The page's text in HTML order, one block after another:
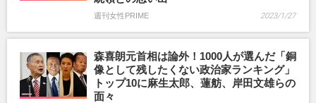
週刊女性PRIME 2023/1/27
森喜朗元首相は論外！1000人が選んだ「銅
像として残したくない政治家ランキング」
トップ10に麻生太郎、蓮舫、岸田文雄らの
面々